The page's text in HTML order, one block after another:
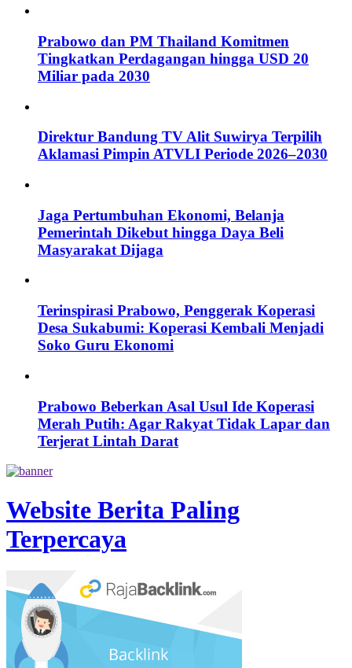
Prabowo dan PM Thailand Komitmen
Tingkatkan Perdagangan hingga USD 20
Miliar pada 2030
Direktur Bandung TV Alit Suwirya Terpilih
Aklamasi Pimpin ATVLI Periode 2026–2030
Jaga Pertumbuhan Ekonomi, Belanja
Pemerintah Dikebut hingga Daya Beli
Masyarakat Dijaga
Terinspirasi Prabowo, Penggerak Koperasi
Desa Sukabumi: Koperasi Kembali Menjadi
Soko Guru Ekonomi
Prabowo Beberkan Asal Usul Ide Koperasi
Merah Putih: Agar Rakyat Tidak Lapar dan
Terjerat Lintah Darat
Website Berita Paling
Terpercaya